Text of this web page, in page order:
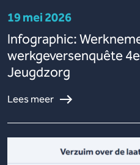
19 mei 2026
Infographic:
werkgeversenquête
Jeugdzorg
Lees meer